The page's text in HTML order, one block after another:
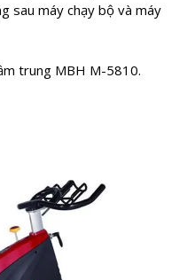
sau máy chạy bộ và máy
trung MBH M-5810.